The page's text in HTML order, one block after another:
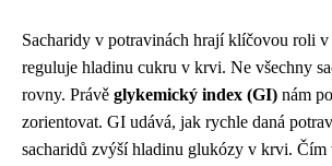
Sacharidy v potravinách hrají klíčovou roli v
reguluje hladinu cukru v krvi. Ne všechny
rovny. Právě glykemický index (GI) nám
zorientovat. GI udává, jak rychle daná
sacharidů zvýší hladinu glukózy v krvi.